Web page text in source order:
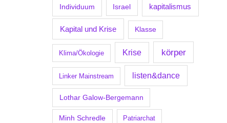
Individuum Israel kapitalismus
Kapital und Krise Klasse
Klima/Ökologie Krise körper
Linker Mainstream listen&dance
Lothar Galow-Bergemann
Minh Schredle Patriarchat